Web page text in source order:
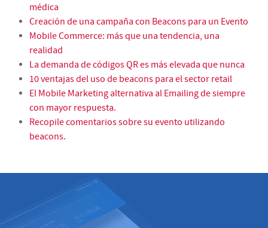
médica
Creación de una campaña con Beacons para un Evento
Mobile Commerce: más que una tendencia, una
realidad
La demanda de códigos QR es más elevada que nunca
10 ventajas del uso de beacons para el sector retail
El Mobile Marketing alternativa al Emailing de siempre
con mayor respuesta.
Recopile comentarios sobre su evento utilizando
beacons.